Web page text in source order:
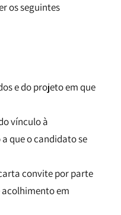
os seguintes
e do projeto em que
vínculo à
que o candidato se
convite por parte
em